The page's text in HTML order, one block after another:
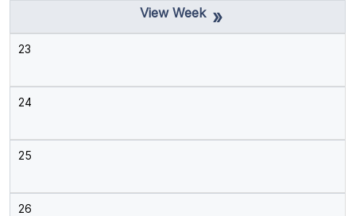
»
23
24
25
26